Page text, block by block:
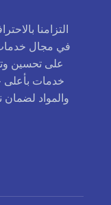
التزامنا
في مجال خدمات
على تحسين
خدمات بأعلى
والمواد لضمان